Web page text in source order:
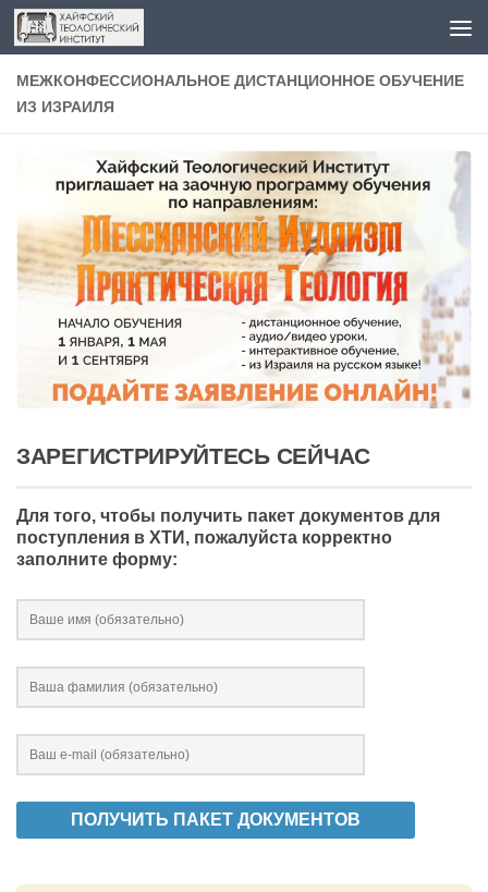
Перейти к содержимому
МЕЖКОНФЕССИОНАЛЬНОЕ ДИСТАНЦИОННОЕ ОБУЧЕНИЕ
ИЗ ИЗРАИЛЯ
ЗАРЕГИСТРИРУЙТЕСЬ СЕЙЧАС
Для того, чтобы получить пакет документов для
поступления в ХТИ, пожалуйста корректно
заполните форму: